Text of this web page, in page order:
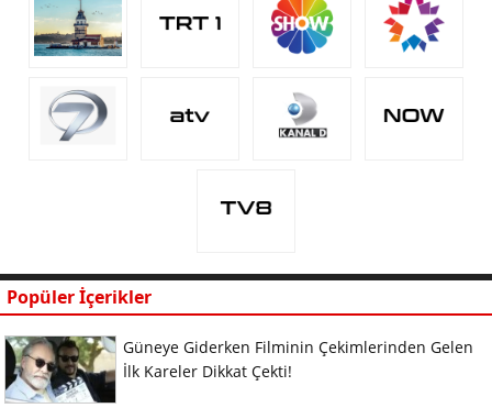
Popüler İçerikler
Güneye Giderken Filminin Çekimlerinden Gelen
İlk Kareler Dikkat Çekti!